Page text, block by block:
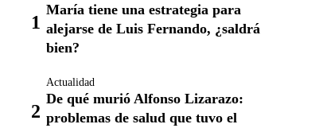
María tiene una estrategia para
alejarse de Luis Fernando, ¿saldrá
bien?
Actualidad
De qué murió Alfonso Lizarazo:
problemas de salud que tuvo el